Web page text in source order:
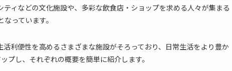
ィなどの文化施設や、多彩な飲食店・ショップを求める人々が集まる
っています。
便性を高めるさまざまな施設がそろっており、日常生活をより豊か
プし、それぞれの概要を簡単に紹介します。